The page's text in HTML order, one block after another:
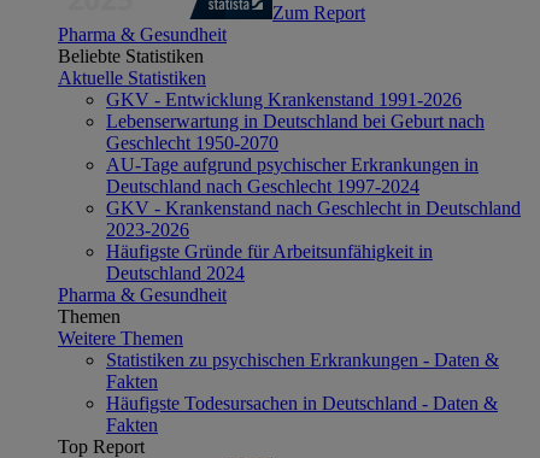
Zum Report
Pharma & Gesundheit
Beliebte Statistiken
Aktuelle Statistiken
GKV - Entwicklung Krankenstand 1991-2026
Lebenserwartung in Deutschland bei Geburt nach
Geschlecht 1950-2070
AU-Tage aufgrund psychischer Erkrankungen in
Deutschland nach Geschlecht 1997-2024
GKV - Krankenstand nach Geschlecht in Deutschland
2023-2026
Häufigste Gründe für Arbeitsunfähigkeit in
Deutschland 2024
Pharma & Gesundheit
Themen
Weitere Themen
Statistiken zu psychischen Erkrankungen - Daten &
Fakten
Häufigste Todesursachen in Deutschland - Daten &
Fakten
Top Report